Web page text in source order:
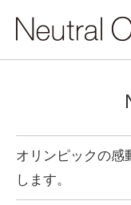
オリンピックの感
します。